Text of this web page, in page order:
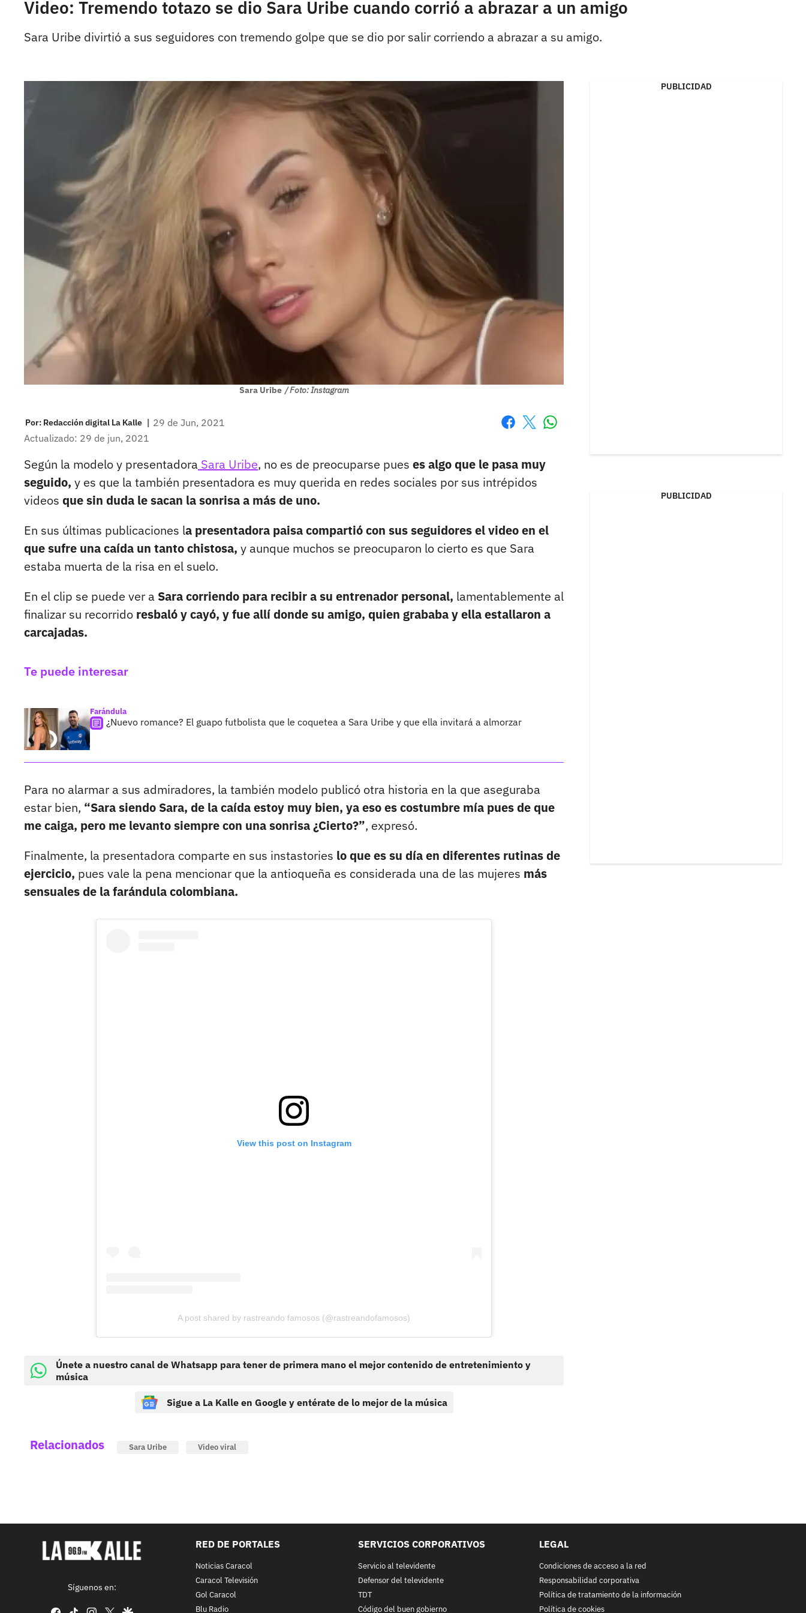
Video: Tremendo totazo se dio Sara Uribe cuando corrió a abrazar a un amigo
Sara Uribe divirtió a sus seguidores con tremendo golpe que se dio por salir corriendo a abrazar a su amigo.
Sara Uribe / Foto: Instagram
Por: Redacción digital La Kalle | 29 de Jun, 2021
Actualizado: 29 de jun, 2021
Según la modelo y presentadora Sara Uribe, no es de preocuparse pues es algo que le pasa muy
seguido, y es que la también presentadora es muy querida en redes sociales por sus intrépidos
videos que sin duda le sacan la sonrisa a más de uno.
En sus últimas publicaciones la presentadora paisa compartió con sus seguidores el video en el
que sufre una caída un tanto chistosa, y aunque muchos se preocuparon lo cierto es que Sara
estaba muerta de la risa en el suelo.
En el clip se puede ver a Sara corriendo para recibir a su entrenador personal, lamentablemente al
finalizar su recorrido resbaló y cayó, y fue allí donde su amigo, quien grababa y ella estallaron a
carcajadas.
Te puede interesar
Farándula
¿Nuevo romance? El guapo futbolista que le coquetea a Sara Uribe y que ella invitará a almorzar
Para no alarmar a sus admiradores, la también modelo publicó otra historia en la que aseguraba
estar bien, “Sara siendo Sara, de la caída estoy muy bien, ya eso es costumbre mía pues de que
me caiga, pero me levanto siempre con una sonrisa ¿Cierto?”, expresó.
Finalmente, la presentadora comparte en sus instastories lo que es su día en diferentes rutinas de
ejercicio, pues vale la pena mencionar que la antioqueña es considerada una de las mujeres más
sensuales de la farándula colombiana.
View this post on Instagram
A post shared by rastreando famosos (@rastreandofamosos)
Únete a nuestro canal de Whatsapp para tener de primera mano el mejor contenido de entretenimiento y
música
Sigue a La Kalle en Google y entérate de lo mejor de la música
Relacionados Sara Uribe Video viral
PUBLICIDAD
PUBLICIDAD
Síguenos en:
RED DE PORTALES
Noticias Caracol
Caracol Televisión
Gol Caracol
Blu Radio
SERVICIOS CORPORATIVOS
Servicio al televidente
Defensor del televidente
TDT
Código del buen gobierno
LEGAL
Condiciones de acceso a la red
Responsabilidad corporativa
Política de tratamiento de la información
Política de cookies